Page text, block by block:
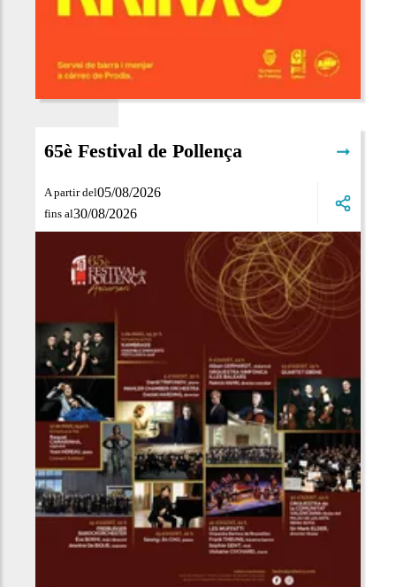
A partir del05/08/2026
fins al30/08/2026
65è Festival de Pollença ➞